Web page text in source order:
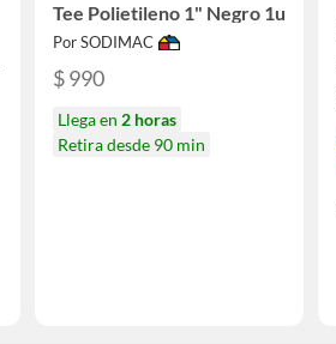
Tee Polietileno 1" Negro 1u
Por SODIMAC
$ 990
Llega en 2 horas
Retira desde 90 min